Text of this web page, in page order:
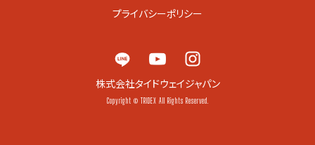
プライバシーポリシー
株式会社タイドウェイジャパン
Copyright © TRIDEX All Rights Reserved.